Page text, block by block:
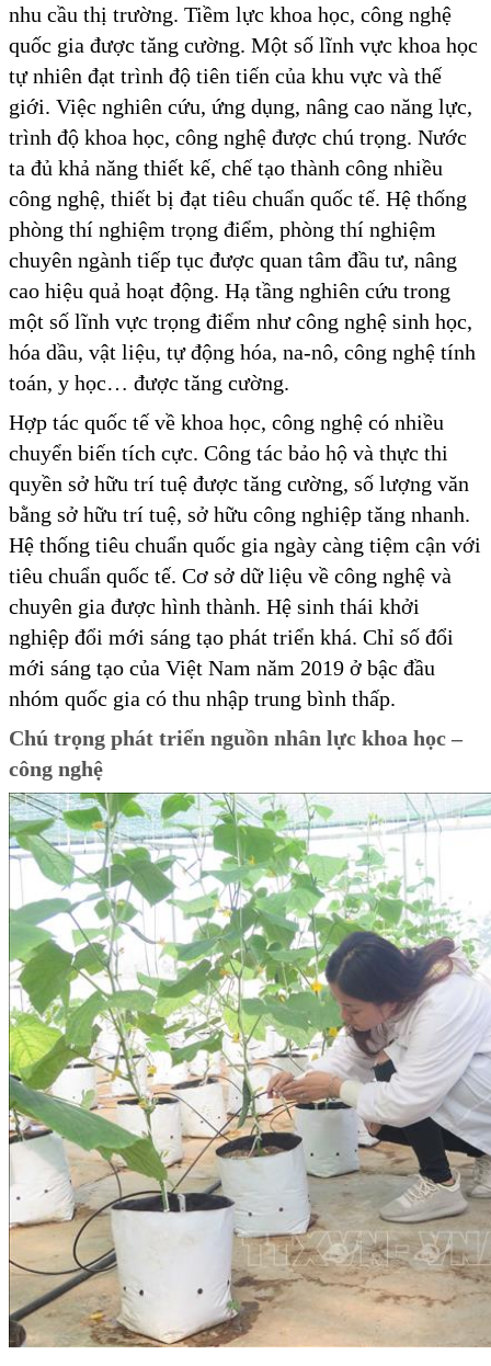
nhu cầu thị trường. Tiềm lực khoa học, công nghệ
quốc gia được tăng cường. Một số lĩnh vực khoa học
tự nhiên đạt trình độ tiên tiến của khu vực và thế
giới. Việc nghiên cứu, ứng dụng, nâng cao năng lực,
trình độ khoa học, công nghệ được chú trọng. Nước
ta đủ khả năng thiết kế, chế tạo thành công nhiều
công nghệ, thiết bị đạt tiêu chuẩn quốc tế. Hệ thống
phòng thí nghiệm trọng điểm, phòng thí nghiệm
chuyên ngành tiếp tục được quan tâm đầu tư, nâng
cao hiệu quả hoạt động. Hạ tầng nghiên cứu trong
một số lĩnh vực trọng điểm như công nghệ sinh học,
hóa dầu, vật liệu, tự động hóa, na-nô, công nghệ tính
toán, y học… được tăng cường.
Hợp tác quốc tế về khoa học, công nghệ có nhiều
chuyển biến tích cực. Công tác bảo hộ và thực thi
quyền sở hữu trí tuệ được tăng cường, số lượng văn
bằng sở hữu trí tuệ, sở hữu công nghiệp tăng nhanh.
Hệ thống tiêu chuẩn quốc gia ngày càng tiệm cận với
tiêu chuẩn quốc tế. Cơ sở dữ liệu về công nghệ và
chuyên gia được hình thành. Hệ sinh thái khởi
nghiệp đổi mới sáng tạo phát triển khá. Chỉ số đổi
mới sáng tạo của Việt Nam năm 2019 ở bậc đầu
nhóm quốc gia có thu nhập trung bình thấp.
Chú trọng phát triển nguồn nhân lực khoa học –
công nghệ